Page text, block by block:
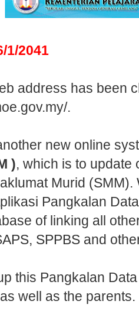
1/2041
address has been
.
new online
), which is to update
Murid
Pangkalan
of linking all
SPPBS and
this Pangkalan
well as the parents.